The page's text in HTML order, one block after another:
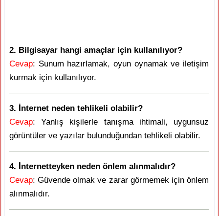
2. Bilgisayar hangi amaçlar için kullanılıyor?
Cevap: Sunum hazırlamak, oyun oynamak ve iletişim
kurmak için kullanılıyor.
3. İnternet neden tehlikeli olabilir?
Cevap: Yanlış kişilerle tanışma ihtimali, uygunsuz
görüntüler ve yazılar bulunduğundan tehlikeli olabilir.
4. İnternetteyken neden önlem alınmalıdır?
Cevap: Güvende olmak ve zarar görmemek için önlem
alınmalıdır.